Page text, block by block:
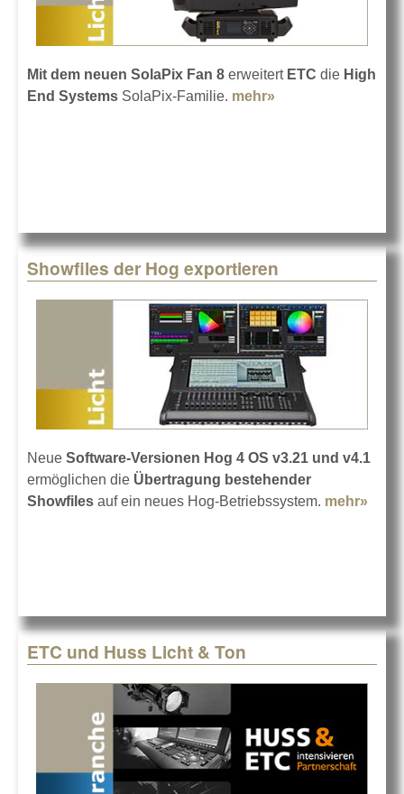
Mit dem neuen SolaPix Fan 8 erweitertETC die High
End Systems SolaPix-Familie. mehr»
Showfiles der Hog exportieren
Neue Software-Versionen Hog 4 OS v3.21 und v4.1
ermöglichen die Übertragung bestehender
Showfiles auf ein neues Hog-Betriebssystem. mehr»
ETC und Huss Licht & Ton